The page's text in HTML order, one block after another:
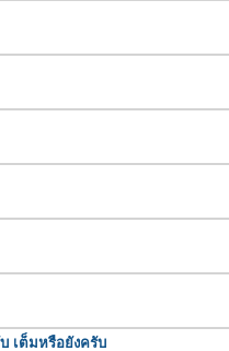
เต็มหรือยังครับ